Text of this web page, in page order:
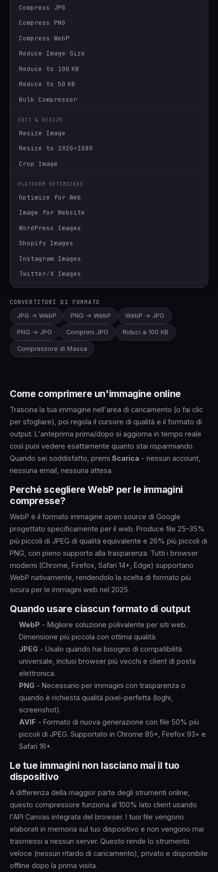
Compress JPG
Compress PNG
Compress WebP
Reduce Image Size
Reduce to 100 KB
Reduce to 50 KB
Bulk Compressor
EDIT & RESIZE
Resize Image
Resize to 1920×1080
Crop Image
PLATFORM OPTIMIZERS
Optimize for Web
Image for Website
WordPress Images
Shopify Images
Instagram Images
Twitter∕X Images
CONVERTITORI DI FORMATO
JPG → WebP
PNG → WebP WebP → JPG
PNG → JPG Comprimi JPG Riduci a 100 KB
Compressore di Massa
Come comprimere un'immagine online
Trascina la tua immagine nell'area di caricamento (o fai clic
per sfogliare), poi regola il cursore di qualità e il formato di
output. L'anteprima prima/dopo si aggiorna in tempo reale
così puoi vedere esattamente quanto stai risparmiando.
Quando sei soddisfatto, premi Scarica - nessun account,
nessuna email, nessuna attesa.
Perché scegliere WebP per le immagini
compresse?
WebP è il formato immagine open source di Google
progettato specificamente per il web. Produce file 25–35%
più piccoli di JPEG di qualità equivalente e 26% più piccoli di
PNG, con pieno supporto alla trasparenza. Tutti i browser
moderni (Chrome, Firefox, Safari 14+, Edge) supportano
WebP nativamente, rendendolo la scelta di formato più
sicura per le immagini web nel 2025.
Quando usare ciascun formato di output
WebP - Migliore soluzione polivalente per siti web.
Dimensione più piccola con ottima qualità.
JPEG - Usalo quando hai bisogno di compatibilità
universale, inclusi browser più vecchi e client di posta
elettronica.
PNG - Necessario per immagini con trasparenza o
quando è richiesta qualità pixel-perfetta (loghi,
screenshot).
AVIF - Formato di nuova generazione con file 50% più
piccoli di JPEG. Supportato in Chrome 85+, Firefox 93+ e
Safari 16+.
Le tue immagini non lasciano mai il tuo
dispositivo
A differenza della maggior parte degli strumenti online,
questo compressore funziona al 100% lato client usando
l'API Canvas integrata del browser. I tuoi file vengono
elaborati in memoria sul tuo dispositivo e non vengono mai
trasmessi a nessun server. Questo rende lo strumento
veloce (nessun ritardo di caricamento), privato e disponibile
offline dopo la prima visita.